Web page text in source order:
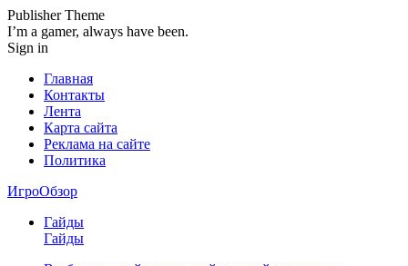
Publisher Theme
I’m a gamer, always have been.
Sign in
Главная
Контакты
Лента
Карта сайта
Реклама на сайте
Политика
ИгроОбзор
Гайды
Гайды